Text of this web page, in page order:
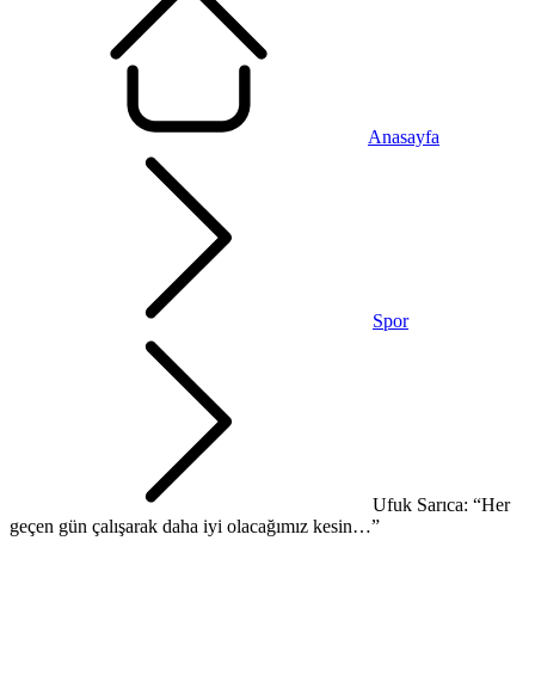
Anasayfa
Spor
Ufuk Sarıca: “Her
geçen gün çalışarak daha iyi olacağımız kesin…”